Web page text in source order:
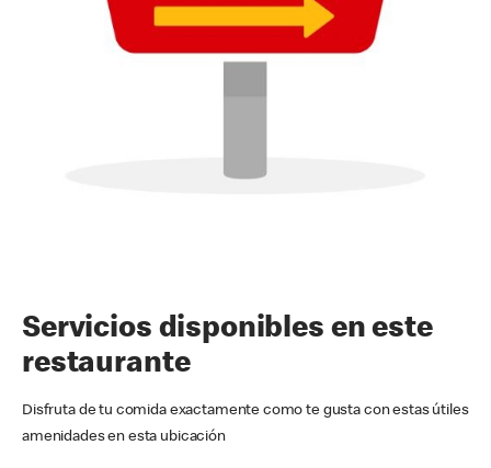
Servicios disponibles en este
restaurante
Disfruta de tu comida exactamente como te gusta con estas útiles
amenidades en esta ubicación